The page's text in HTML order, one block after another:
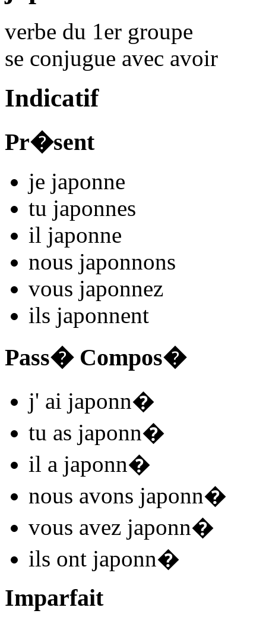
verbe du 1er groupe
se conjugue avec avoir
Indicatif
Pr�sent
je japonne
tu japonnes
il japonne
nous japonnons
vous japonnez
ils japonnent
Pass� Compos�
j' ai japonn�
tu as japonn�
il a japonn�
nous avons japonn�
vous avez japonn�
ils ont japonn�
Imparfait